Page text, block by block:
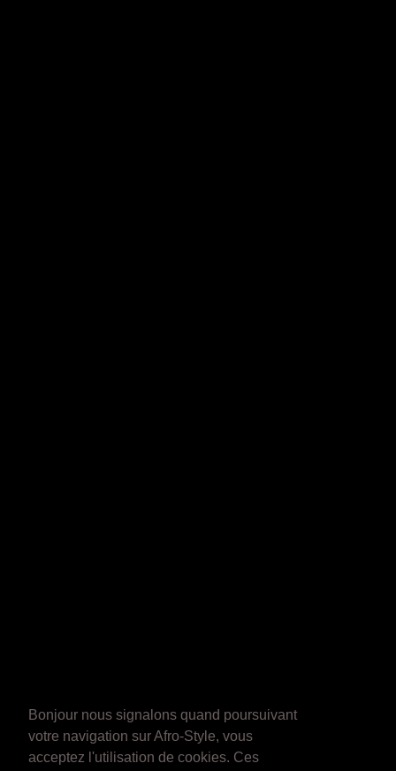
Bonjour nous signalons quand poursuivant
votre navigation sur Afro-Style, vous
acceptez l'utilisation de cookies. Ces